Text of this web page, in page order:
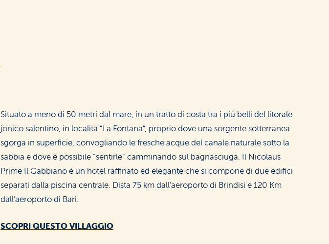
Situato a meno di 50 metri dal mare, in un tratto di costa tra i più belli del litorale
jonico salentino, in località “La Fontana”, proprio dove una sorgente sotterranea
sgorga in superficie, convogliando le fresche acque del canale naturale sotto la
sabbia e dove è possibile “sentirle” camminando sul bagnasciuga. Il Nicolaus
Prime Il Gabbiano è un hotel raffinato ed elegante che si compone di due edifici
separati dalla piscina centrale. Dista 75 km dall’aeroporto di Brindisi e 120 Km
dall’aeroporto di Bari.
SCOPRI QUESTO VILLAGGIO